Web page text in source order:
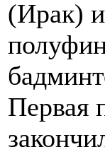
(Ирак)
Первая